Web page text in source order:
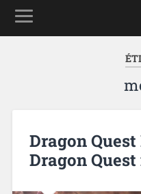
Dragon
Dragon